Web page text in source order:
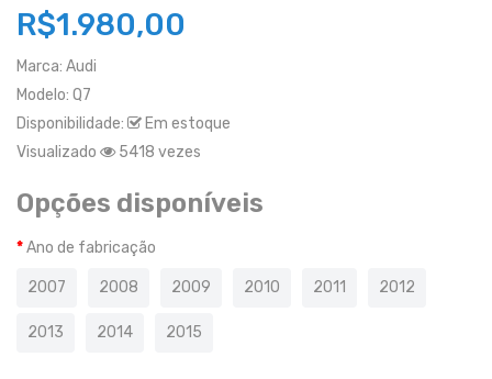
R$1.980,00
Marca: Audi
Modelo: Q7
Disponibilidade:
Em estoque
Visualizado
5418 vezes
Opções disponíveis
Ano de fabricação
2007 2008 2009 2010 2011 2012
2013 2014 2015